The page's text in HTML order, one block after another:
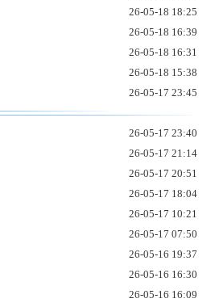
26-05-18 18:25
26-05-18 16:39
26-05-18 16:31
26-05-18 15:38
26-05-17 23:45
26-05-17 23:40
26-05-17 21:14
26-05-17 20:51
26-05-17 18:04
26-05-17 10:21
26-05-17 07:50
26-05-16 19:37
26-05-16 16:30
26-05-16 16:09